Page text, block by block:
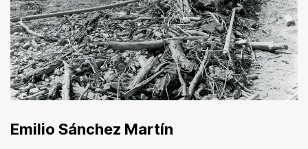
Emilio Sánchez Martín